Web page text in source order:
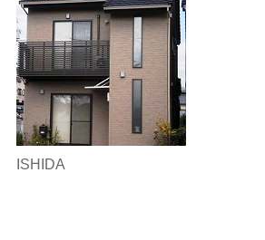
ISHIDA